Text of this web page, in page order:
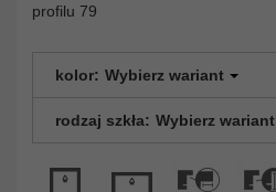
profilu 79
kolor: Wybierz wariant
rodzaj szkła: Wybierz wariant